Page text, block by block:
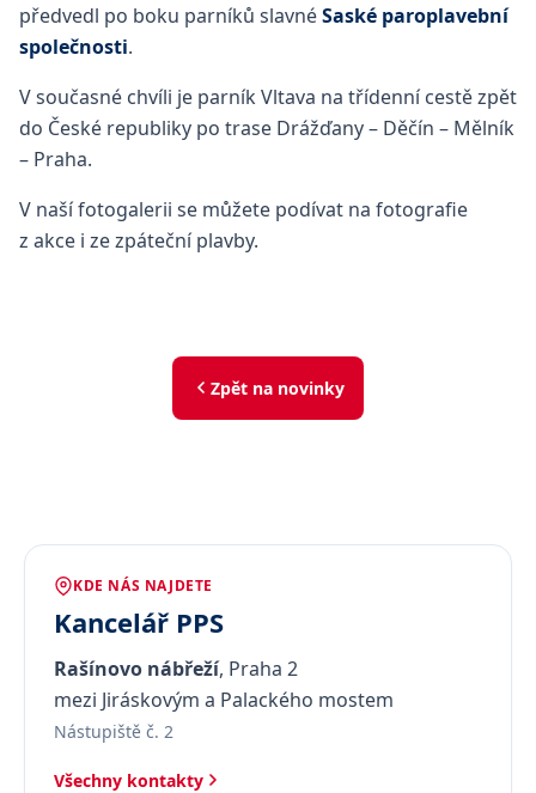
předvedl po boku parníků slavnéSaské paroplavební
společnosti.
V současné chvíli je parník Vltava na třídenní cestě zpět
do České republiky po trase Drážďany – Děčín – Mělník
– Praha.
V naší fotogalerii se můžete podívat na fotografie
z akce i ze zpáteční plavby.
Zpět na novinky
KDE NÁS NAJDETE
Kancelář PPS
Rašínovo nábřeží, Praha 2
mezi Jiráskovým a Palackého mostem
Nástupiště č. 2
Všechny kontakty